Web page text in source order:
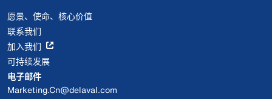
愿景、使命、核心价值
联系我们
加入我们
可持续发展
电子邮件
Marketing.Cn@delaval.com